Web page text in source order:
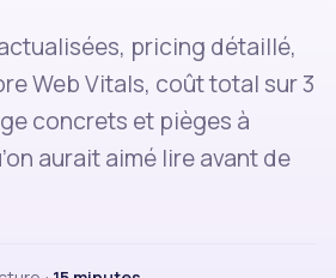
pricing détaillé,
Web Vitals, coût total sur 3
concrets et pièges à
aurait aimé lire avant de